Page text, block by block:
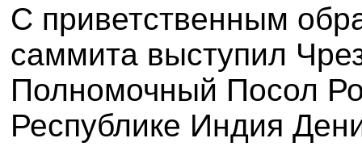
С приветственным
саммита выступил
Полномочный Посол
Республике Индия